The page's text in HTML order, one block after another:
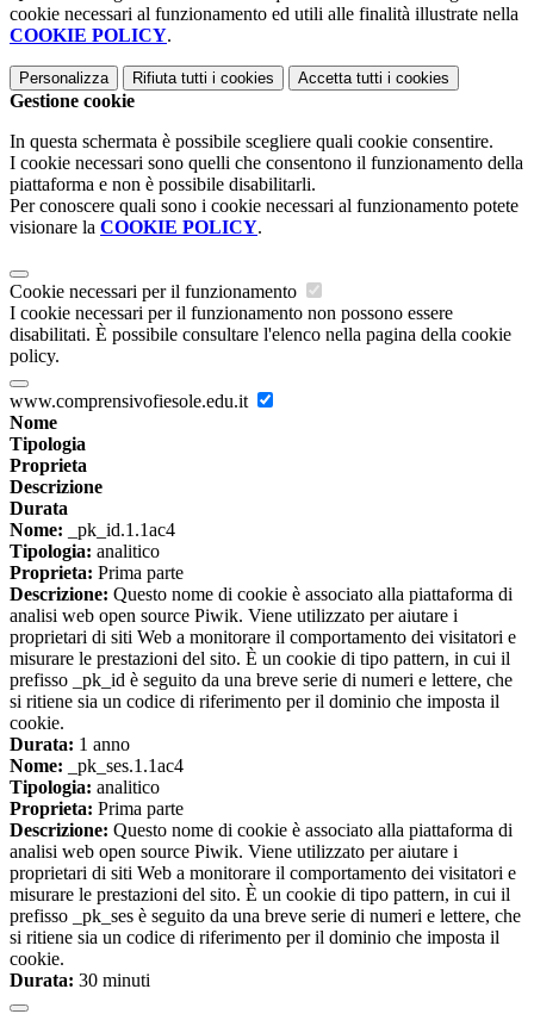
cookie necessari al funzionamento ed utili alle finalità illustrate nella
COOKIE POLICY.
Personalizza Rifiuta tutti i cookies Accetta tutti i cookies
Gestione cookie
In questa schermata è possibile scegliere quali cookie consentire.
I cookie necessari sono quelli che consentono il funzionamento della
piattaforma e non è possibile disabilitarli.
Per conoscere quali sono i cookie necessari al funzionamento potete
visionare la COOKIE POLICY.
Cookie necessari per il funzionamento
I cookie necessari per il funzionamento non possono essere
disabilitati. È possibile consultare l'elenco nella pagina della cookie
policy.
www.comprensivofiesole.edu.it
Nome
Tipologia
Proprieta
Descrizione
Durata
Nome: _pk_id.1.1ac4
Tipologia: analitico
Proprieta: Prima parte
Descrizione: Questo nome di cookie è associato alla piattaforma di
analisi web open source Piwik. Viene utilizzato per aiutare i
proprietari di siti Web a monitorare il comportamento dei visitatori e
misurare le prestazioni del sito. È un cookie di tipo pattern, in cui il
prefisso _pk_id è seguito da una breve serie di numeri e lettere, che
si ritiene sia un codice di riferimento per il dominio che imposta il
cookie.
Durata: 1 anno
Nome: _pk_ses.1.1ac4
Tipologia: analitico
Proprieta: Prima parte
Descrizione: Questo nome di cookie è associato alla piattaforma di
analisi web open source Piwik. Viene utilizzato per aiutare i
proprietari di siti Web a monitorare il comportamento dei visitatori e
misurare le prestazioni del sito. È un cookie di tipo pattern, in cui il
prefisso _pk_ses è seguito da una breve serie di numeri e lettere, che
si ritiene sia un codice di riferimento per il dominio che imposta il
cookie.
Durata: 30 minuti